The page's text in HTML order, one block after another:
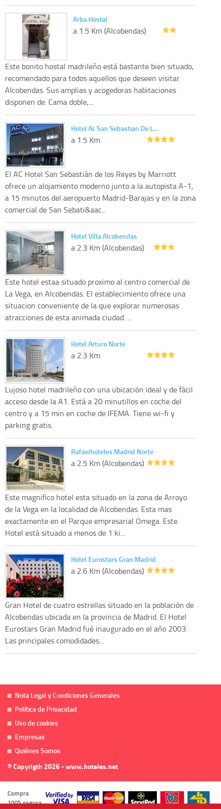
Arba Hostal
a 1.5 Km (Alcobendas)
Este bonito hostal madrileño está bastante bien situado,
recomendado para todos aquellos que deseen visitar
Alcobendas. Sus amplias y acogedoras habitaciones
disponen de: Cama doble,...
Hotel Ac San Sebastian De L…
a 1.5 Km
El AC Hotel San Sebastián de los Reyes by Marriott
ofrece un alojamiento moderno junto a la autopista A-1,
a 15 minutos del aeropuerto Madrid-Barajas y en la zona
comercial de San Sebati&aac...
Hotel Villa Alcobendas
a 2.3 Km (Alcobendas)
Este hotel estaa situado proximo al centro comercial de
La Vega, en Alcobendas. El establecimiento ofrece una
situacion conveniente de la que explorar numerosas
atracciones de esta animada ciudad. ...
Hotel Arturo Norte
a 2.3 Km
Lujoso hotel madrileño con una ubicación ideal y de fácil
acceso desde la A1. Está a 20 minutillos en coche del
centro y a 15 min en coche de IFEMA. Tiene wi-fi y
parking gratis.
Rafaelhoteles Madrid Norte
a 2.5 Km (Alcobendas)
Este magnifico hotel esta situado en la zona de Arroyo
de la Vega en la localidad de Alcobendas. Esta mas
exactamente en el Parque empresarial Omega. Este
Hotel está situado a menos de 1 ki...
Hotel Eurostars Gran Madrid
a 2.6 Km (Alcobendas)
Gran Hotel de cuatro estrellas situado en la población de
Alcobendas ubicada en la provincia de Madrid. El Hotel
Eurostars Gran Madrid fué inaugurado en el año 2003.
Las principales comodidades...
Nota Legal y Condiciones Generales
Política de Privacidad
Uso de cookies
Empresas
Quiénes Somos
© Copyrigth 2026 - www.hoteles.net
Compra
100% segura